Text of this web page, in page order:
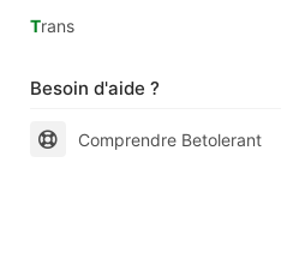
Trans
Besoin d'aide ?
Comprendre Betolerant